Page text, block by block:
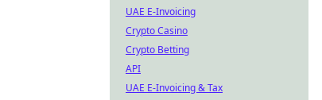
UAE E-Invoicing
Crypto Casino
Crypto Betting
API
UAE E-Invoicing & Tax